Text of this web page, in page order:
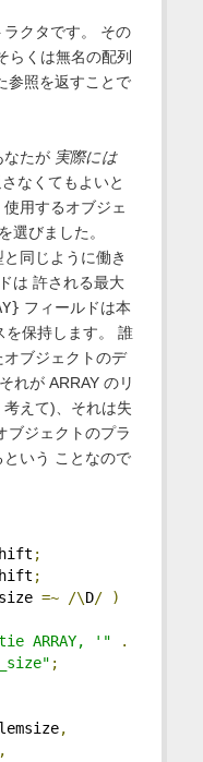
クタです。 その
らくは無名の配列
参照を返すことで
なたが 実際には
なくてもよいと
用するオブジェ
選びました。
同じように働き
は 許される最大
フィールドは本
を保持します。 誰
ブジェクトのデ
れが ARRAY のリ
えて)、それは失
ブジェクトのプラ
いう ことなので
;
;
=~ /\D/
)
ARRAY, '"
.
;
,